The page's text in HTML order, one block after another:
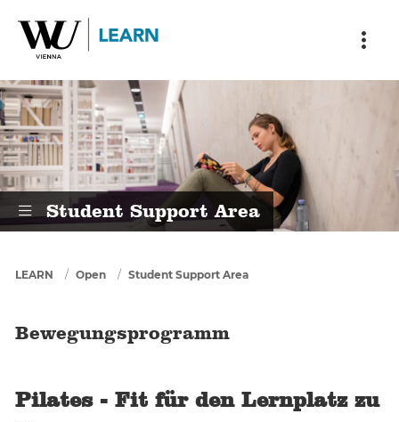
Bewegungsprogramm
Student Support Area
You are here
LEARN Open Student Support Area
Bewegungsprogramm
Pilates - Fit für den Lernplatz zu